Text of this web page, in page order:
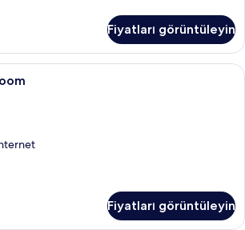
Fiyatları görüntüleyin
Yastık yüzeyli yatak, odada kasa,
Fiyatları görüntüleyin